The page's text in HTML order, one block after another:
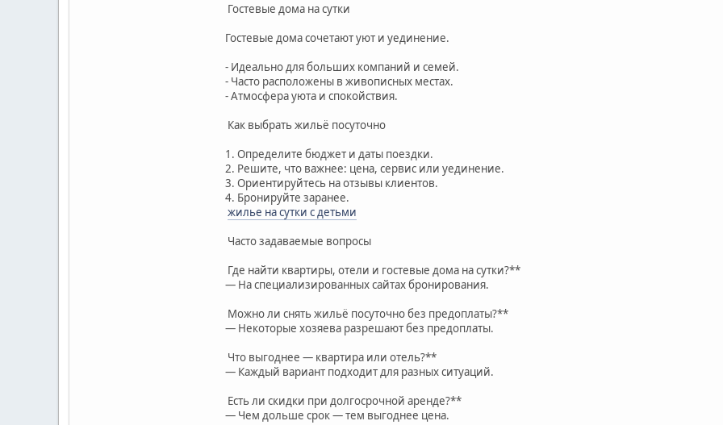
Гостевые дома на сутки
Гостевые дома сочетают уют и уединение.
- Идеально для больших компаний и семей.
- Часто расположены в живописных местах.
- Атмосфера уюта и спокойствия.
Как выбрать жильё посуточно
1. Определите бюджет и даты поездки.
2. Решите, что важнее: цена, сервис или уединение.
3. Ориентируйтесь на отзывы клиентов.
4. Бронируйте заранее.
жилье на сутки с детьми
Часто задаваемые вопросы
Где найти квартиры, отели и гостевые дома на сутки?**
— На специализированных сайтах бронирования.
Можно ли снять жильё посуточно без предоплаты?**
— Некоторые хозяева разрешают без предоплаты.
Что выгоднее — квартира или отель?**
— Каждый вариант подходит для разных ситуаций.
Есть ли скидки при долгосрочной аренде?**
— Чем дольше срок — тем выгоднее цена.